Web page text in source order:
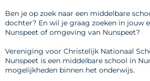
Ben je op zoek naar een middelbare
dochter? En wil je graag zoeken in jouw
Nunspeet of omgeving van Nunspeet?
Vereniging voor Christelijk Nationaal
Nunspeet is een middelbare school in
mogelijkheden binnen het onderwijs.